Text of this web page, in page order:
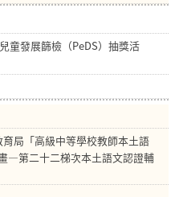
童發展篩檢（PeDS）抽獎活
局「高級中等學校教師本土語
—第二十二梯次本土語文認證輔